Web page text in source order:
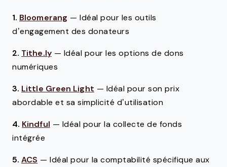
1. Bloomerang — Idéal pour les outils
d’engagement des donateurs
2. Tithe.ly — Idéal pour les options de dons
numériques
3. Little Green Light — Idéal pour son prix
abordable et sa simplicité d’utilisation
4. Kindful — Idéal pour la collecte de fonds
intégrée
5. ACS —Idéal pour la comptabilité spécifique aux